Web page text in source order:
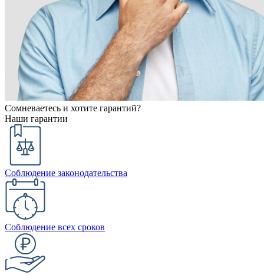
Сомневаетесь и хотите гарантий?
Наши гарантии
Соблюдение законодательства
Соблюдение всех сроков